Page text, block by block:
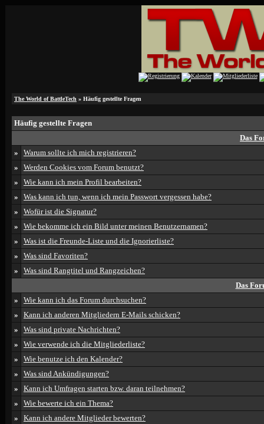
The World of BattleTech » Häufig gestellte Fragen
Häufig gestellte Fragen
Das
»
Warum sollte ich mich registrieren?
»
Werden Cookies vom Forum benutzt?
»
Wie kann ich mein Profil bearbeiten?
»
Was kann ich tun, wenn ich mein Passwort vergessen habe?
»
Wofür ist die Signatur?
»
Wie bekomme ich ein Bild unter meinen Benutzernamen?
»
Was ist die Freunde-Liste und die Ignorierliste?
»
Was sind Favoriten?
»
Was sind Rangtitel und Rangzeichen?
Das
»
Wie kann ich das Forum durchsuchen?
»
Kann ich anderen Mitgliedern E-Mails schicken?
»
Was sind private Nachrichten?
»
Wie verwende ich die Mitgliederliste?
»
Wie benutze ich den Kalender?
»
Was sind Ankündigungen?
»
Kann ich Umfragen starten bzw. daran teilnehmen?
»
Wie bewerte ich ein Thema?
»
Kann ich andere Mitglieder bewerten?